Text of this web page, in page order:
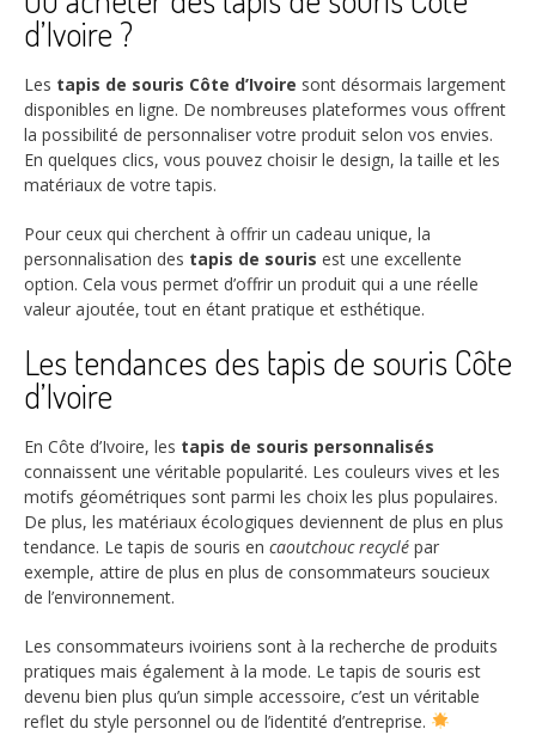
d’Ivoire ?
Les tapis de souris Côte d’Ivoire sont désormais largement
disponibles en ligne. De nombreuses plateformes vous offrent
la possibilité de personnaliser votre produit selon vos envies.
En quelques clics, vous pouvez choisir le design, la taille et les
matériaux de votre tapis.
Pour ceux qui cherchent à offrir un cadeau unique, la
personnalisation des tapis de souris est une excellente
option. Cela vous permet d’offrir un produit qui a une réelle
valeur ajoutée, tout en étant pratique et esthétique.
Les tendances des tapis de souris Côte
d’Ivoire
En Côte d’Ivoire, les tapis de souris personnalisés
connaissent une véritable popularité. Les couleurs vives et les
motifs géométriques sont parmi les choix les plus populaires.
De plus, les matériaux écologiques deviennent de plus en plus
tendance. Le tapis de souris en caoutchouc recyclé par
exemple, attire de plus en plus de consommateurs soucieux
de l’environnement.
Les consommateurs ivoiriens sont à la recherche de produits
pratiques mais également à la mode. Le tapis de souris est
devenu bien plus qu’un simple accessoire, c’est un véritable
reflet du style personnel ou de l’identité d’entreprise.